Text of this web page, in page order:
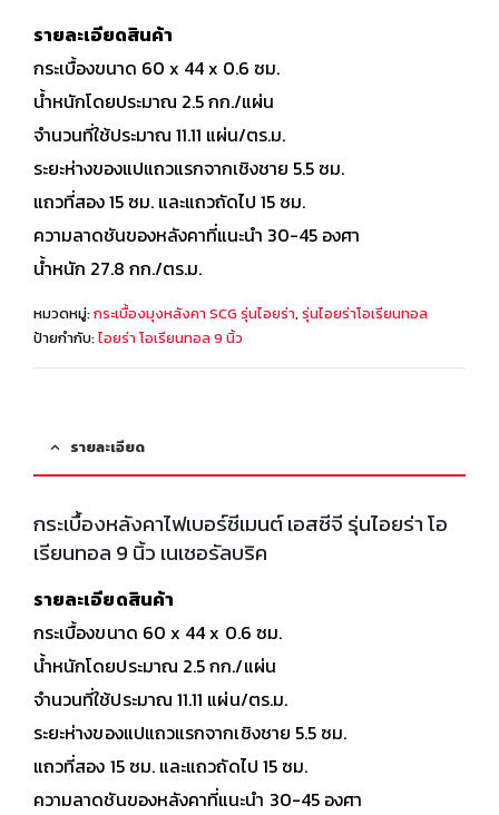
รายละเอียดสินค้า
กระเบื้องขนาด 60 x 44 x 0.6 ซม.
น้ำหนักโดยประมาณ 2.5 กก./แผ่น
จำนวนที่ใช้ประมาณ 11.11 แผ่น/ตร.ม.
ระยะห่างของแปแถวแรกจากเชิงชาย 5.5 ซม.
แถวที่สอง 15 ซม. และแถวถัดไป 15 ซม.
ความลาดชันของหลังคาที่แนะนำ 30-45 องศา
น้ำหนัก 27.8 กก./ตร.ม.
หมวดหมู่:กระเบื้องมุงหลังคา SCG รุ่นไอยร่า, รุ่นไอยร่าโอเรียนทอล
ป้ายกำกับ:ไอยร่า โอเรียนทอล 9 นิ้ว
รายละเอียด
กระเบื้องหลังคาไฟเบอร์ซีเมนต์ เอสซีจี รุ่นไอยร่า โอ
เรียนทอล 9 นิ้ว เนเชอรัลบริค
รายละเอียดสินค้า
กระเบื้องขนาด 60 x 44 x 0.6 ซม.
น้ำหนักโดยประมาณ 2.5 กก./แผ่น
จำนวนที่ใช้ประมาณ 11.11 แผ่น/ตร.ม.
ระยะห่างของแปแถวแรกจากเชิงชาย 5.5 ซม.
แถวที่สอง 15 ซม. และแถวถัดไป 15 ซม.
ความลาดชันของหลังคาที่แนะนำ 30-45 องศา